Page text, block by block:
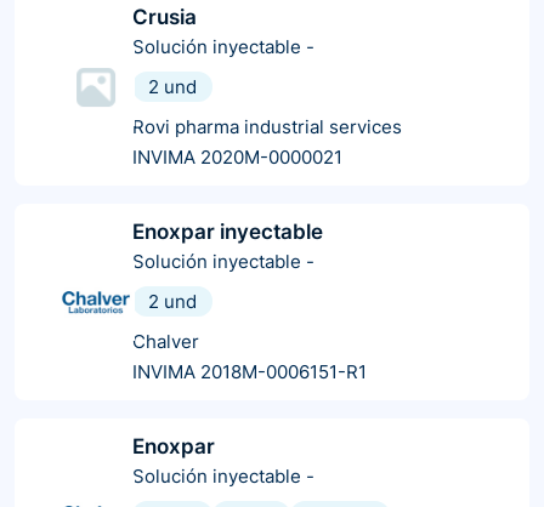
Crusia
Solución inyectable -
2 und
Rovi pharma industrial services
INVIMA 2020M-0000021
Enoxpar inyectable
Solución inyectable -
2 und
Chalver
INVIMA 2018M-0006151-R1
Enoxpar
Solución inyectable -